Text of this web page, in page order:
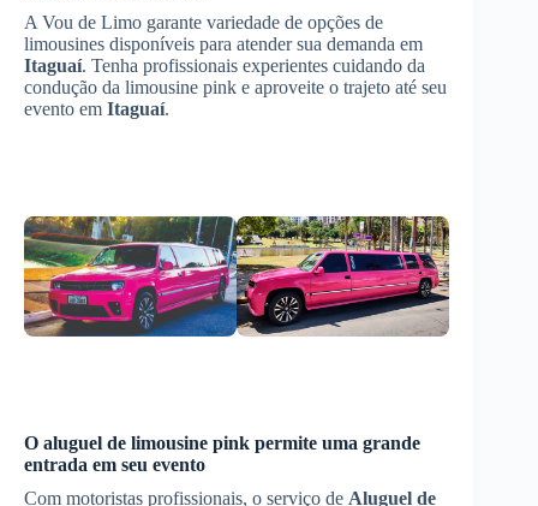
A Vou de Limo garante variedade de opções de
limousines disponíveis para atender sua demanda em
Itaguaí. Tenha profissionais experientes cuidando da
condução da limousine pink e aproveite o trajeto até seu
evento em Itaguaí.
O aluguel de limousine pink permite uma grande
entrada em seu evento
Com motoristas profissionais, o serviço de Aluguel de